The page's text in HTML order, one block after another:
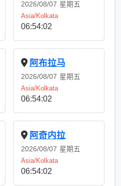
2026/08/07 星期五
Asia/Kolkata
06:54:02
阿布拉马
2026/08/07 星期五
Asia/Kolkata
06:54:02
阿奇内拉
2026/08/07 星期五
Asia/Kolkata
06:54:02